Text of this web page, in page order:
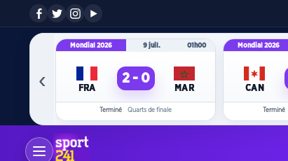
‹
Mondial 2026 9 juil. 01h00
FRA
2 - 0
MAR
Terminé Quarts de finale
Mondial 2026
CAN
Terminé